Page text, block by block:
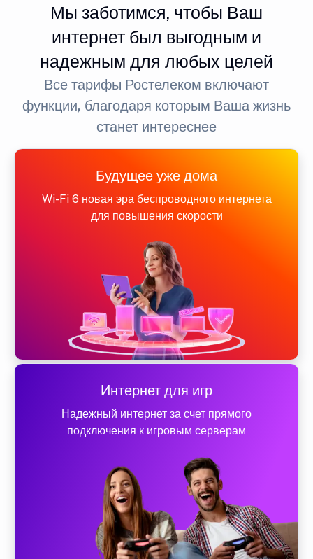
Мы заботимся, чтобы Ваш
интернет был выгодным и
надежным для любых целей
Все тарифы Ростелеком включают
функции, благодаря которым Ваша жизнь
станет интереснее
Будущее уже дома
Wi-Fi 6 новая эра беспроводного интернета
для повышения скорости
Интернет для игр
Надежный интернет за счет прямого
подключения к игровым серверам